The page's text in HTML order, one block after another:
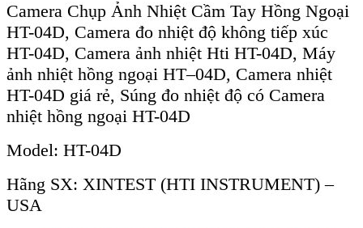
Camera Chụp Ảnh Nhiệt Cầm Tay Hồng Ngoại
HT-04D, Camera đo nhiệt độ không tiếp xúc
HT-04D, Camera ảnh nhiệt Hti HT-04D, Máy
ảnh nhiệt hồng ngoại HT–04D, Camera nhiệt
HT-04D giá rẻ, Súng đo nhiệt độ có Camera
nhiệt hồng ngoại HT-04D
Model: HT-04D
Hãng SX: XINTEST (HTI INSTRUMENT) –
USA